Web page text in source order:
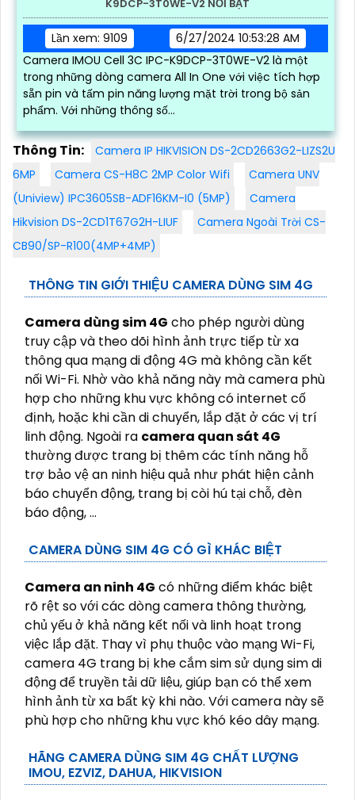
K9DCP-3T0WE-V2 NỔI BẬT
Lần xem: 9109
6/27/2024 10:53:28 AM
Camera IMOU Cell 3C IPC-K9DCP-3T0WE-V2 là một
trong những dòng camera All In One với việc tích hợp
sẵn pin và tấm pin năng lượng mặt trời trong bộ sản
phẩm. Với những thông số...
Thông Tin:
Camera IP HIKVISION DS-2CD2663G2-LIZS2U
6MP
Camera CS-H8C 2MP Color Wifi
Camera UNV
(Uniview) IPC3605SB-ADF16KM-I0 (5MP)
Camera
Hikvision DS-2CD1T67G2H-LIUF
Camera Ngoài Trời CS-
CB90/SP-R100(4MP+4MP)
THÔNG TIN GIỚI THIỆU CAMERA DÙNG SIM 4G
Camera dùng sim 4G cho phép người dùng
truy cập và theo dõi hình ảnh trực tiếp từ xa
thông qua mạng di động 4G mà không cần kết
nối Wi-Fi. Nhờ vào khả năng này mà camera phù
hợp cho những khu vực không có internet cố
định, hoặc khi cần di chuyển, lắp đặt ở các vị trí
linh động. Ngoài ra camera quan sát 4G
thường được trang bị thêm các tính năng hỗ
trợ bảo vệ an ninh hiệu quả như phát hiện cảnh
báo chuyển động, trang bị còi hú tại chỗ, đèn
báo động, ...
CAMERA DÙNG SIM 4G CÓ GÌ KHÁC BIỆT
Camera an ninh 4G có những điểm khác biệt
rõ rệt so với các dòng camera thông thường,
chủ yếu ở khả năng kết nối và linh hoạt trong
việc lắp đặt. Thay vì phụ thuộc vào mạng Wi-Fi,
camera 4G trang bị khe cắm sim sử dụng sim di
động để truyền tải dữ liệu, giúp bạn có thể xem
hình ảnh từ xa bất kỳ khi nào. Với camera này sẽ
phù hợp cho những khu vực khó kéo dây mạng.
HÃNG CAMERA DÙNG SIM 4G CHẤT LƯỢNG
IMOU, EZVIZ, DAHUA, HIKVISION